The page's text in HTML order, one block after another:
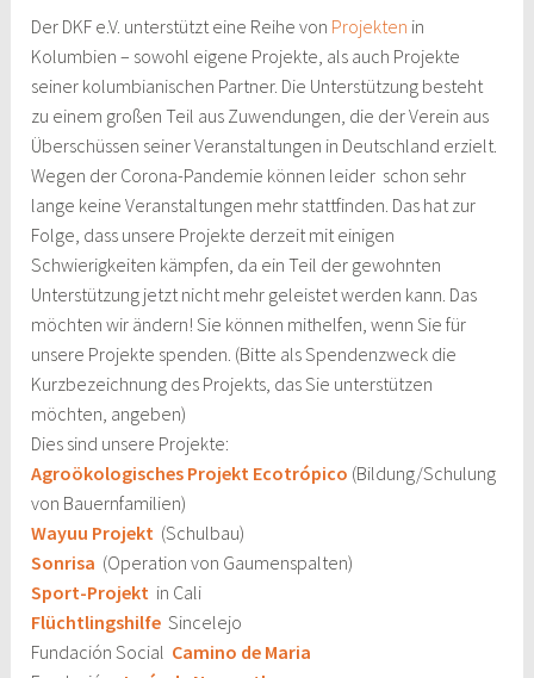
Der DKF e.V. unterstützt eine Reihe von Projekten in
Kolumbien – sowohl eigene Projekte, als auch Projekte
seiner kolumbianischen Partner. Die Unterstützung besteht
zu einem großen Teil aus Zuwendungen, die der Verein aus
Überschüssen seiner Veranstaltungen in Deutschland erzielt.
Wegen der Corona-Pandemie können leider schon sehr
lange keine Veranstaltungen mehr stattfinden. Das hat zur
Folge, dass unsere Projekte derzeit mit einigen
Schwierigkeiten kämpfen, da ein Teil der gewohnten
Unterstützung jetzt nicht mehr geleistet werden kann. Das
möchten wir ändern! Sie können mithelfen, wenn Sie für
unsere Projekte spenden. (Bitte als Spendenzweck die
Kurzbezeichnung des Projekts, das Sie unterstützen
möchten, angeben)
Dies sind unsere Projekte:
Agroökologisches Projekt Ecotrópico (Bildung/Schulung
von Bauernfamilien)
Wayuu Projekt (Schulbau)
Sonrisa (Operation von Gaumenspalten)
Sport-Projekt in Cali
Flüchtlingshilfe Sincelejo
Fundación Social Camino de Maria